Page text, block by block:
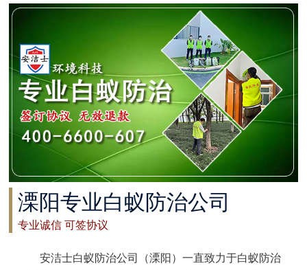
太仓白蚁防治
常州白蚁防治
溧阳白蚁防治
南通白蚁防治
如东白蚁防治
如皋白蚁防治
海安白蚁防治
泰州白蚁防治
溧阳专业白蚁防治公司
专业诚信 可签协议
安洁士白蚁防治公司（溧阳）一直致力于白蚁防治